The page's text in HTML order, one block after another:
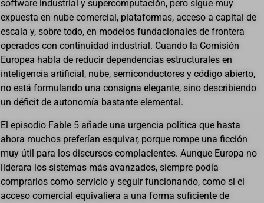
software industrial y supercomputación, pero sigue muy
expuesta en nube comercial, plataformas, acceso a capital de
escala y, sobre todo, en modelos fundacionales de frontera
operados con continuidad industrial. Cuando la Comisión
Europea habla de reducir dependencias estructurales en
inteligencia artificial, nube, semiconductores y código abierto,
no está formulando una consigna elegante, sino describiendo
un déficit de autonomía bastante elemental.
El episodio Fable 5 añade una urgencia política que hasta
ahora muchos preferían esquivar, porque rompe una ficción
muy útil para los discursos complacientes. Aunque Europa no
liderara los sistemas más avanzados, siempre podía
comprarlos como servicio y seguir funcionando, como si el
acceso comercial equivaliera a una forma suficiente de